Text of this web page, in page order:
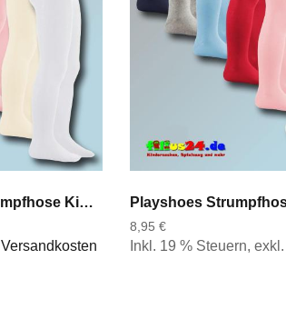
Playshoes Thermostrumpfhose Kinderstrumpfhose Uni in 7 Farben Gr 50 bis 128
Versandkosten
8,95 €
Inkl. 19 % Steuern, exkl.